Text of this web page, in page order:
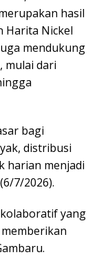
hasil
Harita Nickel
mendukung
mulai dari
bagi
distribusi
harian menjadi
7/2026).
yang